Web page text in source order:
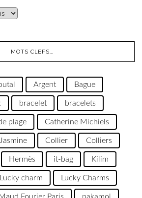
MOTS CLEFS…
Argent Bague
bracelet bracelets
plage Catherine Michiels
Collier Colliers
Hermès it-bag Kilim
Lucky charm Lucky Charms
Maud Fourier Paris nakamol